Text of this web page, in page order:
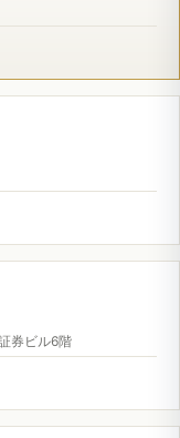
券ビル6階